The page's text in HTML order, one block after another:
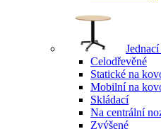
Celodřevěné
Statické na
Mobilní na
Skládací
Na centrální
Zvýšené